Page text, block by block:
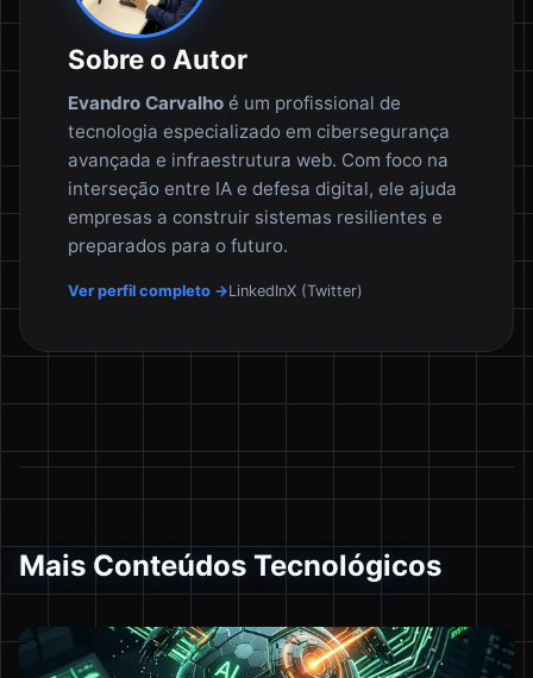
Sobre o Autor
Evandro Carvalho é um profissional de
tecnologia especializado em cibersegurança
avançada e infraestrutura web. Com foco na
interseção entre IA e defesa digital, ele ajuda
empresas a construir sistemas resilientes e
preparados para o futuro.
Ver perfil completo →LinkedInX (Twitter)
Mais Conteúdos Tecnológicos